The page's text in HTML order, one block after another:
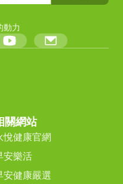
動力
關網站
悅健康官網
安樂活
安健康嚴選